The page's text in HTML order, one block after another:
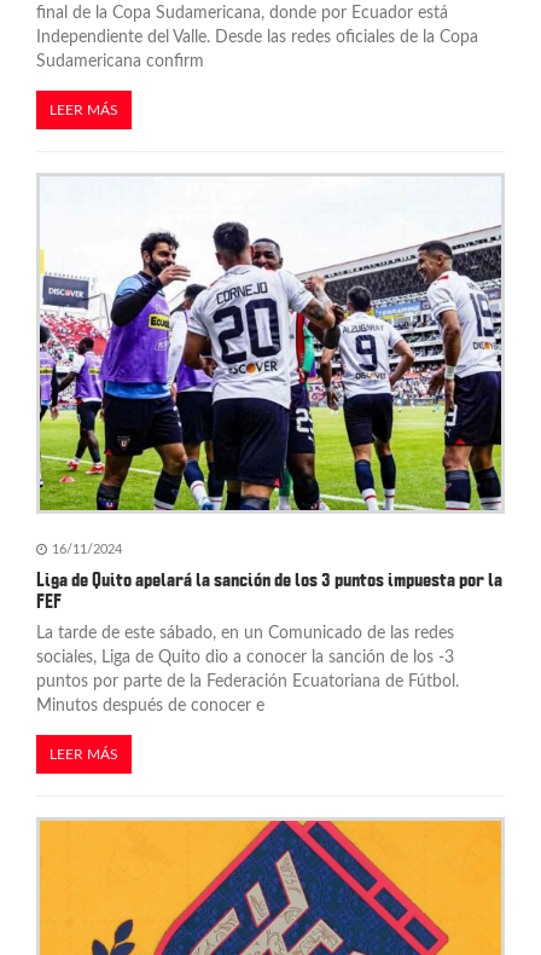
s
final de la Copa Sudamericana, donde por Ecuador está
Independiente del Valle. Desde las redes oficiales de la Copa
Sudamericana confirm
LEER MÁS
16/11/2024
Liga de Quito apelará la sanción de los 3 puntos impuesta por la
FEF
La tarde de este sábado, en un Comunicado de las redes
sociales, Liga de Quito dio a conocer la sanción de los -3
puntos por parte de la Federación Ecuatoriana de Fútbol.
Minutos después de conocer e
LEER MÁS